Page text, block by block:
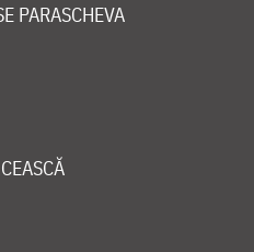
PARASCHEVA